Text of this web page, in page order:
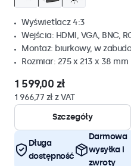
Wyświetlacz 4:3
Wejścia: HDMI, VGA, BNC,
Montaż: biurkowy, w
Rozmiar: 275 x 213 x 38 mm
1 599,00 zł
1 966,77 zł z VAT
Szczegóły
Długa
dostępność
Darmowa
wysyłka i
zwroty